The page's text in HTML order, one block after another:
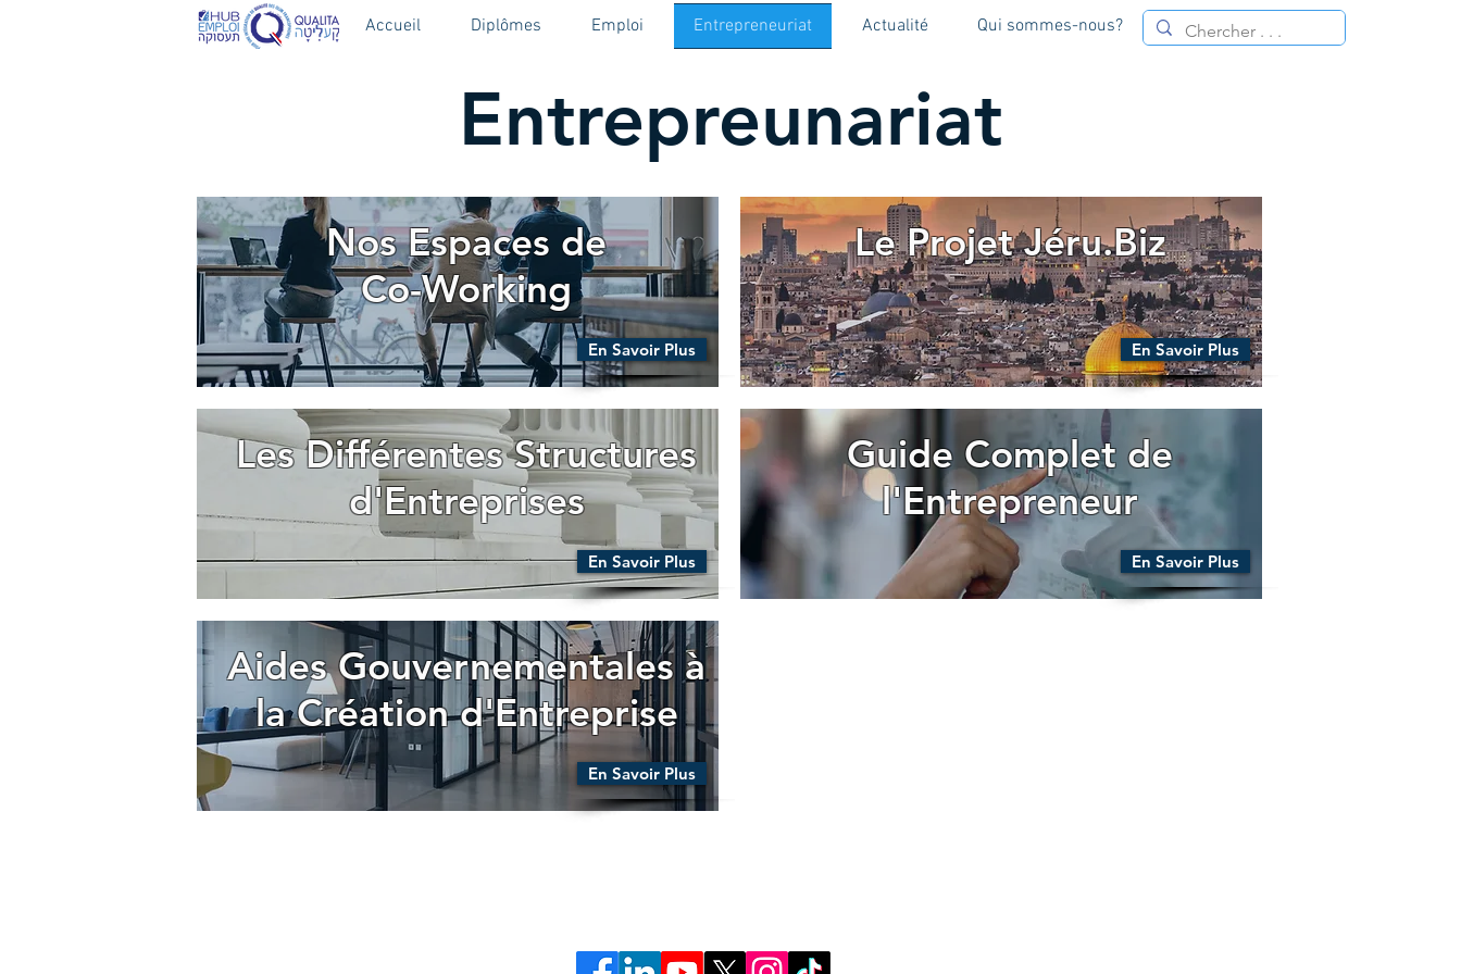
Accueil Diplômes Emploi Entrepreneuriat Actualité Qui sommes-nous?
Entrepreunariat
Nos Espaces de
Co-Working
En Savoir Plus
Les Différentes Structures
d'Entreprises
En Savoir Plus
Aides Gouvernementales à
la Création d'Entreprise
En Savoir Plus
Le Projet Jéru.Biz
En Savoir Plus
Guide Complet de
l'Entrepreneur
En Savoir Plus